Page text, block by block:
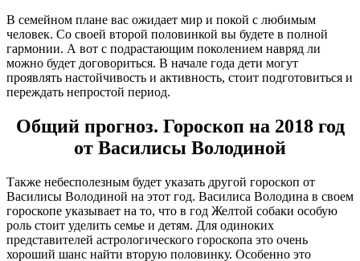
В семейном плане вас ожидает мир и покой с любимым
человек. Со своей второй половинкой вы будете в полной
гармонии. А вот с подрастающим поколением навряд ли
можно будет договориться. В начале года дети могут
проявлять настойчивость и активность, стоит подготовиться и
переждать непростой период.
Общий прогноз. Гороскоп на 2018 год
от Василисы Володиной
Также небесполезным будет указать другой гороскоп от
Василисы Володиной на этот год. Василиса Володина в своем
гороскопе указывает на то, что в год Желтой собаки особую
роль стоит уделить семье и детям. Для одиноких
представителей астрологического гороскопа это очень
хороший шанс найти вторую половинку. Особенно это